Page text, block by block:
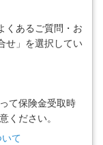
くあるご質問・お
せ」を選択してい
て保険金受取時
ください。
て